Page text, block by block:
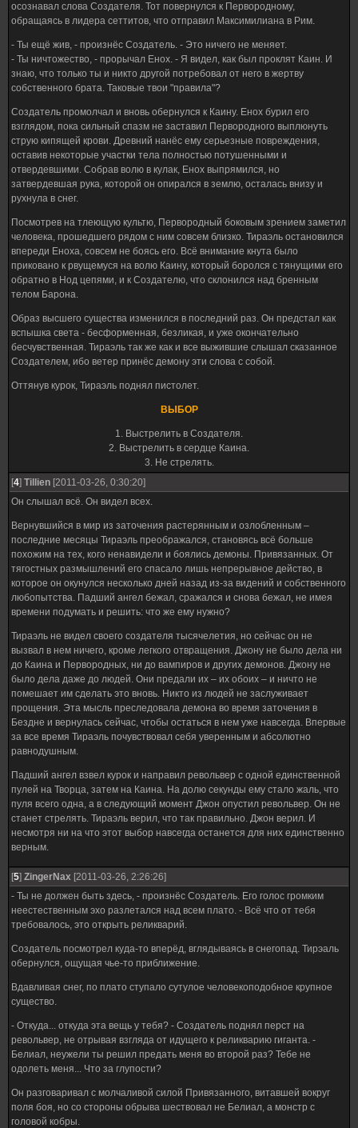
осознавал слова Создателя. Тот повернулся к Первородному,
обращаясь в лидера сеттитов, что отправил Максимилиана в Рим.
- Ты ещё жив, - произнёс Создатель. - Это ничего не меняет.
- Ты ничтожество, - прорычал Енох. - Я видел, как был проклят Каин. И
знаю, что только ты и никто другой потребовал от него в жертву
собственного брата. Таковые твои "правила"?
Создатель промолчал и вновь обернулся к Каину. Енох бурил его
взглядом, пока сильный спазм не заставил Первородного выплюнуть
струю кипящей крови. Древний нанёс ему серьезные повреждения,
оставив некоторые участки тела полностью потушенными и
отвердевшими. Собрав волю в кулак, Енох выпрямился, но
затвердевшая рука, которой он опирался в землю, осталась внизу и
рухнула в снег.
Посмотрев на тлеющую культю, Первородный боковым зрением заметил
человека, прошедшего рядом с ним совсем близко. Тираэль остановился
впереди Еноха, совсем не боясь его. Всё внимание кнута было
приковано к рвущемуся на волю Каину, который боролся с тянущими его
обратно в Нод цепями, и к Создателю, что склонился над бренным
телом Барона.
Образ высшего существа изменился в последний раз. Он предстал как
вспышка света - бесформенная, безликая, и уже окончательно
бесчувственная. Тираэль так же как и все выжившие слышал сказанное
Создателем, ибо ветер принёс демону эти слова с собой.
Оттянув курок, Тираэль поднял пистолет.
ВЫБОР
1. Выстрелить в Создателя.
2. Выстрелить в сердце Каина.
3. Не стрелять.
[4] Tillien [2011-03-26, 0:30:20]
Он слышал всё. Он видел всех.
Вернувшийся в мир из заточения растерянным и озлобленным –
последние месяцы Тираэль преображался, становясь всё больше
похожим на тех, кого ненавидели и боялись демоны. Привязанных. От
тягостных размышлений его спасало лишь непрерывное действо, в
которое он окунулся несколько дней назад из-за видений и собственного
любопытства. Падший ангел бежал, сражался и снова бежал, не имея
времени подумать и решить: что же ему нужно?
Тираэль не видел своего создателя тысячелетия, но сейчас он не
вызвал в нем ничего, кроме легкого отвращения. Джону не было дела ни
до Каина и Первородных, ни до вампиров и других демонов. Джону не
было дела даже до людей. Они предали их – их обоих – и ничто не
помешает им сделать это вновь. Никто из людей не заслуживает
прощения. Эта мысль преследовала демона во время заточения в
Бездне и вернулась сейчас, чтобы остаться в нем уже навсегда. Впервые
за все время Тираэль почувствовал себя уверенным и абсолютно
равнодушным.
Падший ангел взвел курок и направил револьвер с одной единственной
пулей на Творца, затем на Каина. На долю секунды ему стало жаль, что
пуля всего одна, а в следующий момент Джон опустил револьвер. Он не
станет стрелять. Тираэль верил, что так правильно. Джон верил. И
несмотря ни на что этот выбор навсегда останется для них единственно
верным.
[5] ZingerNax [2011-03-26, 2:26:26]
- Ты не должен быть здесь, - произнёс Создатель. Его голос громким
неестественным эхо разлетался над всем плато. - Всё что от тебя
требовалось, это открыть реликварий.
Создатель посмотрел куда-то вперёд, вглядываясь в снегопад. Тирэаль
обернулся, ощущая чье-то приближение.
Вдавливая снег, по плато ступало сутулое человекоподобное крупное
существо.
- Откуда... откуда эта вещь у тебя? - Создатель поднял перст на
револьвер, не отрывая взгляда от идущего к реликварию гиганта. -
Белиал, неужели ты решил предать меня во второй раз? Тебе не
одолеть меня... Что за глупости?
Он разговаривал с молчаливой силой Привязанного, витавшей вокруг
поля боя, но со стороны обрыва шествовал не Белиал, а монстр с
головой кобры.